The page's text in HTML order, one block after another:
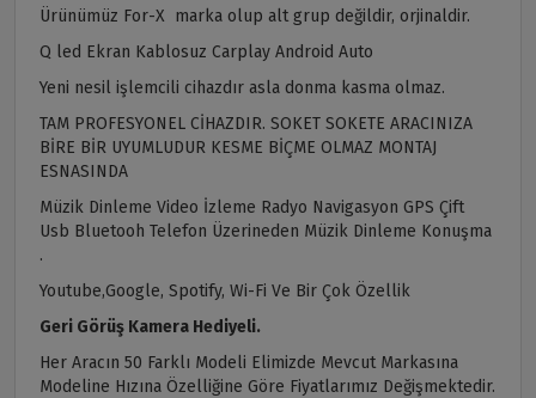
Ürünümüz For-X marka olup alt grup değildir, orjinaldir.
Q led Ekran Kablosuz Carplay Android Auto
Yeni nesil işlemcili cihazdır asla donma kasma olmaz.
TAM PROFESYONEL CİHAZDIR. SOKET SOKETE ARACINIZA
BİRE BİR UYUMLUDUR KESME BİÇME OLMAZ MONTAJ
ESNASINDA
Müzik Dinleme Video İzleme Radyo Navigasyon GPS Çift
Usb Bluetooh Telefon Üzerineden Müzik Dinleme Konuşma
.
Youtube,Google, Spotify, Wi-Fi Ve Bir Çok Özellik
Geri Görüş Kamera Hediyeli.
Her Aracın 50 Farklı Modeli Elimizde Mevcut Markasına
Modeline Hızına Özelliğine Göre Fiyatlarımız Değişmektedir.